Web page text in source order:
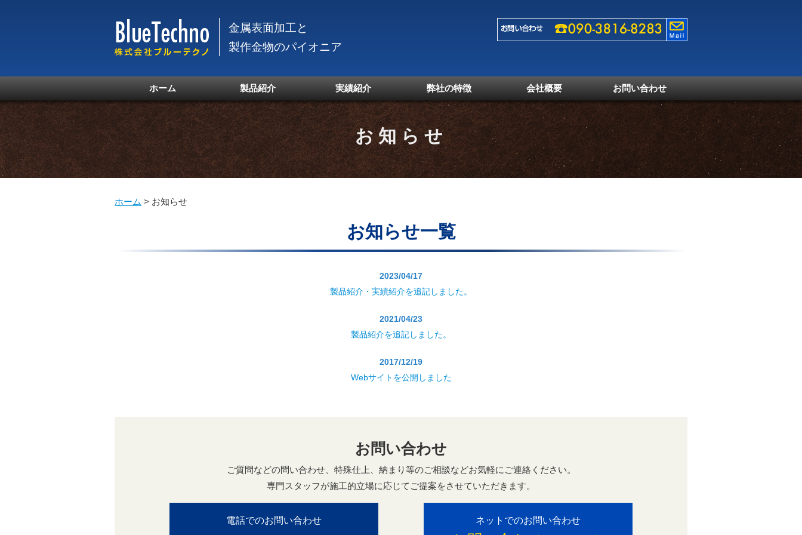
金属表面加工と
製作金物のパイオニア
ホーム 製品紹介 実績紹介 弊社の特徴 会社概要 お問い合わせ
お知らせ
ホーム > お知らせ
お知らせ一覧
2023/04/17
製品紹介・実績紹介を追記しました。
2021/04/23
製品紹介を追記しました。
2017/12/19
Webサイトを公開しました
お問い合わせ
ご質問などの問い合わせ、特殊仕上、納まり等のご相談などお気軽にご連絡ください。
専門スタッフが施工的立場に応じてご提案をさせていただきます。
電話でのお問い合わせ ネットでのお問い合わせ